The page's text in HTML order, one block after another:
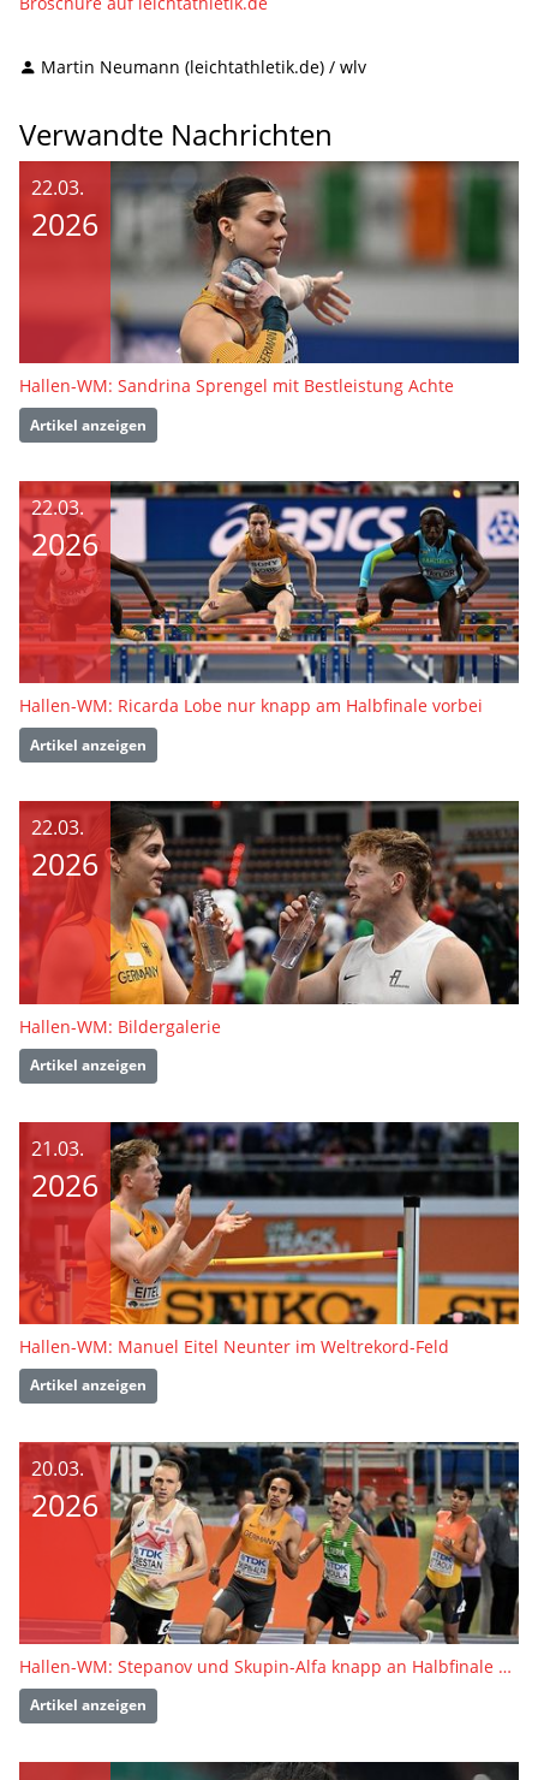
Martin Neumann (leichtathletik.de) / wlv
Verwandte Nachrichten
22.03.
2026
Hallen-WM: Sandrina Sprengel mit Bestleistung Achte
Artikel anzeigen
22.03.
2026
Hallen-WM: Ricarda Lobe nur knapp am Halbfinale vorbei
Artikel anzeigen
22.03.
2026
Hallen-WM: Bildergalerie
Artikel anzeigen
21.03.
2026
Hallen-WM: Manuel Eitel Neunter im Weltrekord-Feld
Artikel anzeigen
20.03.
2026
Hallen-WM: Stepanov und Skupin-Alfa knapp an Halbfinale vorbei
Artikel anzeigen